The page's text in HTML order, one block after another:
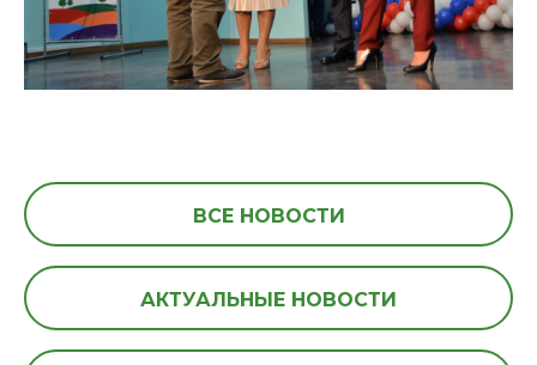
ВСЕ НОВОСТИ
АКТУАЛЬНЫЕ НОВОСТИ